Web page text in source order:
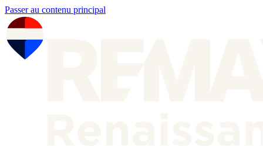
Passer au contenu principal